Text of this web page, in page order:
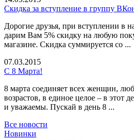
Скидка за вступление в группу
Дорогие друзья, при вступлении в
дарим Вам 5% скидку на любую
магазине. Скидка суммируется со ...
07.03.2015
С 8 Марта!
8 марта соединяет всех женщин,
возрастов, в единое целое – в этот
и уважаемы. Пускай в день 8 ...
Все новости
Новинки